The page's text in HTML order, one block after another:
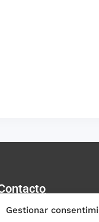
Gestionar
llamarnos?
+56 9 8889 9427